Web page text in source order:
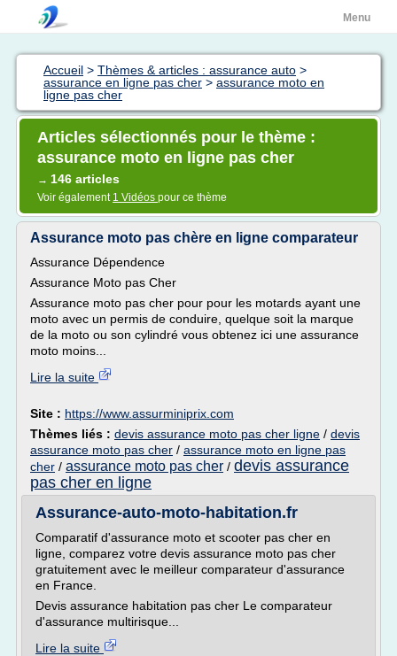
Menu
Accueil > Thèmes & articles : assurance auto >
assurance en ligne pas cher > assurance moto en
ligne pas cher
Articles sélectionnés pour le thème :
assurance moto en ligne pas cher
→ 146 articles
Voir également 1 Vidéos pour ce thème
Assurance moto pas chère en ligne comparateur
Assurance Dépendence
Assurance Moto pas Cher
Assurance moto pas cher pour pour les motards ayant une
moto avec un permis de conduire, quelque soit la marque
de la moto ou son cylindré vous obtenez ici une assurance
moto moins...
Lire la suite
Site : https://www.assurminiprix.com
Thèmes liés : devis assurance moto pas cher ligne / devis
assurance moto pas cher / assurance moto en ligne pas
cher / assurance moto pas cher / devis assurance
pas cher en ligne
Assurance-auto-moto-habitation.fr
Comparatif d'assurance moto et scooter pas cher en
ligne, comparez votre devis assurance moto pas cher
gratuitement avec le meilleur comparateur d'assurance
en France.
Devis assurance habitation pas cher Le comparateur
d'assurance multirisque...
Lire la suite